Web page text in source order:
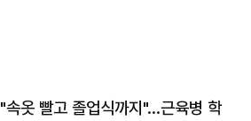
"속옷 빨고 졸업식까지"…근육병 학